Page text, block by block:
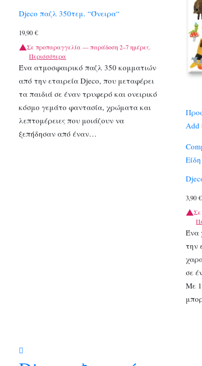
Djeco παζλ 350τεμ. “Όνειρα“
19,90 €
Σε προπαραγγελία — παράδοση 2–7 ημέρες.
Περισσότερα
Ένα ατμοσφαιρικό παζλ 350 κομματιών
από την εταιρεία Djeco, που μεταφέρει
τα παιδιά σε έναν τρυφερό και ονειρικό
κόσμο γεμάτο φαντασία, χρώματα και
λεπτομέρειες που μοιάζουν να
ξεπήδησαν από έναν…
Add
3,90€
Ένα
την
σε
Με